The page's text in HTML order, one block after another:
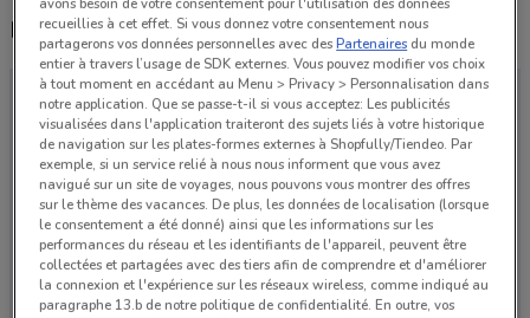
Magasins Roady dans les environs
avons besoin de votre consentement pour l'utilisation des données
recueillies à cet effet. Si vous donnez votre consentement nous
partagerons vos données personnelles avec desPartenaires du monde
entier à travers l’usage de SDK externes. Vous pouvez modifier vos choix
à tout moment en accédant au Menu > Privacy > Personnalisation dans
notre application. Que se passe-t-il si vous acceptez: Les publicités
visualisées dans l'application traiteront des sujets liés à votre historique
de navigation sur les plates-formes externes à Shopfully/Tiendeo. Par
exemple, si un service relié à nous nous informent que vous avez
navigué sur un site de voyages, nous pouvons vous montrer des offres
sur le thème des vacances. De plus, les données de localisation (lorsque
le consentement a été donné) ainsi que les informations sur les
performances du réseau et les identifiants de l'appareil, peuvent être
collectées et partagées avec des tiers afin de comprendre et d'améliorer
la connexion et l'expérience sur les réseaux wireless, comme indiqué au
paragraphe 13.b de notre politique de confidentialité. En outre, vos